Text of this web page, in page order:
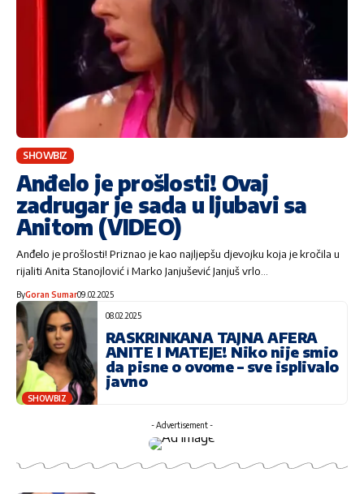
SHOWBIZ
Anđelo je prošlosti! Ovaj
zadrugar je sada u ljubavi sa
Anitom (VIDEO)
Anđelo je prošlosti! Priznao je kao najljepšu djevojku koja je kročila u
rijaliti Anita Stanojlović i Marko Janjušević Janjuš vrlo…
ByGoran Sumar09.02.2025
08.02.2025
RASKRINKANA TAJNA AFERA
ANITE I MATEJE! Niko nije smio
da pisne o ovome – sve isplivalo
javno
SHOWBIZ
- Advertisement -